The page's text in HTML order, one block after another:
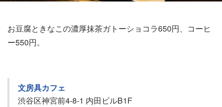
お豆腐ときなこの濃厚抹茶ガトーショコラ650円、コーヒ
ー550円。
文房具カフェ
渋谷区神宮前4-8-1 内田ビルB1F